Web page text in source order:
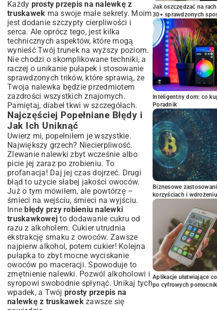
Każdy prosty przepis na nalewkę z
truskawek ma swoje małe sekrety. Moim
jest dodanie szczypty cierpliwości i
serca. Ale oprócz tego, jest kilka
technicznych aspektów, które mogą
wynieść Twój trunek na wyższy poziom.
Nie chodzi o skomplikowane techniki, a
raczej o unikanie pułapek i stosowanie
sprawdzonych trików, które sprawią, że
Twoja nalewka będzie przedmiotem
zazdrości wszystkich znajomych.
Pamiętaj, diabeł tkwi w szczegółach.
Najczęściej Popełniane Błędy i
Jak Ich Uniknąć
Uwierz mi, popełniłem je wszystkie.
Największy grzech? Niecierpliwość.
Zlewanie nalewki zbyt wcześnie albo
picie jej zaraz po zrobieniu. To
profanacja! Daj jej czas dojrzeć. Drugi
błąd to użycie słabej jakości owoców.
Już o tym mówiłem, ale powtórzę –
śmieci na wejściu, śmieci na wyjściu.
Innebłędy przy robieniu nalewki
truskawkowej to dodawanie cukru od
razu z alkoholem. Cukier utrudnia
ekstrakcję smaku z owoców. Zawsze
najpierw alkohol, potem cukier! Kolejna
pułapka to zbyt mocne wyciskanie
owoców po maceracji. Spowoduje to
zmętnienie nalewki. Pozwól alkoholowi i
syropowi swobodnie spłynąć. Unikaj tych
wpadek, a Twój prosty przepis na
nalewkę z truskawekzawsze się
Jak oszczędzać na
30+ sprawdzonych
Inteligentny dom: co
Poradnik
Biznesowe
korzyściach i wdrożeniu
Aplikacje ułatwiające
po cyfrowych